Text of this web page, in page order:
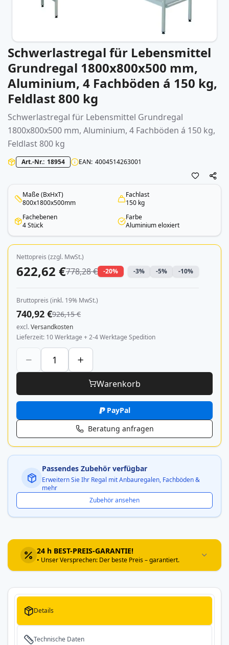
Zum
Anfang
der
Bildergalerie
springen
Schwerlastregal für Lebensmittel
Grundregal 1800x800x500 mm,
Aluminium, 4 Fachböden á 150 kg,
Feldlast 800 kg
Schwerlastregal für Lebensmittel Grundregal
1800x800x500 mm, Aluminium, 4 Fachböden á 150 kg,
Feldlast 800 kg
Art.-Nr. 18954 EAN 4004514263001
Maße (BxHxT)
800x1800x500mm
Fachlast
150 kg
Fachebenen
4 Stück
Farbe
Aluminium eloxiert
Nettopreis (zzgl. MwSt.)
622,62 €778,28 € -20% -3% -5% -10%
Bruttopreis (inkl. 19% MwSt.)
740,92 €926,15 €
excl.Versandkosten
Lieferzeit 10 Werktage + 2-4 Werktage Spedition
Warenkorb
PayPal
Beratung anfragen
Passendes Zubehör verfügbar
Erweitern Sie Ihr Regal mit Anbauregalen, Fachböden &
mehr
Zubehör ansehen
24 h BEST-PREIS-GARANTIE!
• Unser Versprechen: Der beste Preis – garantiert.
Details
Technische Daten